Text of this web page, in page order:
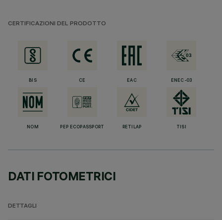
CERTIFICAZIONI DEL PRODOTTO
BIS CE EAC ENEC-03
NOM PEP ECOPASSPORT RETILAP TISI
DATI FOTOMETRICI
DETTAGLI